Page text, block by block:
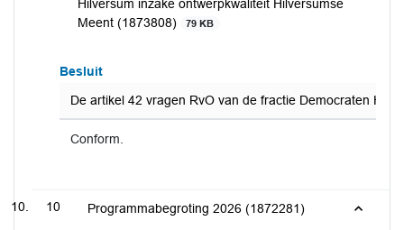
Hilversum inzake ontwerpkwaliteit Hilversumse
Meent (1873808)
79 KB
Besluit
De artikel 42 vragen RvO van de fractie Democraten
Conform.
10 Programmabegroting 2026 (1872281)